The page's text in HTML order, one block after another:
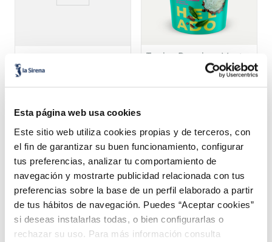
Esta página web usa cookies
Este sitio web utiliza cookies propias y de terceros, con
el fin de garantizar su buen funcionamiento, configurar
tus preferencias, analizar tu comportamiento de
navegación y mostrarte publicidad relacionada con tus
preferencias sobre la base de un perfil elaborado a partir
de tus hábitos de navegación. Puedes “Aceptar cookies”
si deseas instalarlas todas, o bien configurarlas o
rechazar su uso. Para más información consulta
xocolata sense sucres
1,49 € Unitat 130 ml
Terrina Premium Menta
COMBINABLE